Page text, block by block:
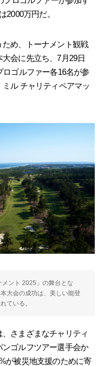
2000万円だ。
め、トーナメント観戦
会に先立ち、7月29日
ロゴルファー各16名が参
ル チャリティペアマッ
メント 2025」の舞台とな
大会の成功は、美しい能登
ている。
さまざまなチャリティ
ゴルフツアー選手会か
が被災地支援のために寄